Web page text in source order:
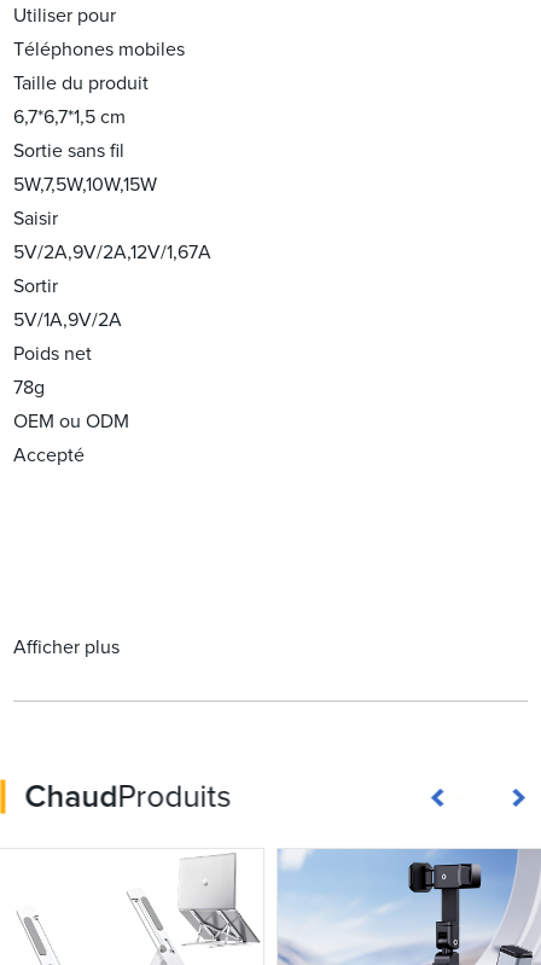
Utiliser pour
Téléphones mobiles
Taille du produit
6,7*6,7*1,5 cm
Sortie sans fil
5W,7,5W,10W,15W
Saisir
5V/2A,9V/2A,12V/1,67A
Sortir
5V/1A,9V/2A
Poids net
78g
OEM ou ODM
Accepté
Afficher plus
ChaudProduits